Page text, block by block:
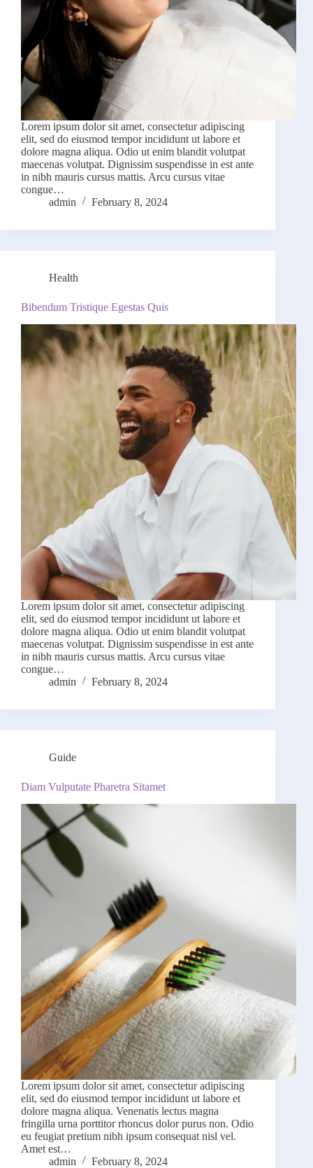
Lorem ipsum dolor sit amet, consectetur adipiscing
elit, sed do eiusmod tempor incididunt ut labore et
dolore magna aliqua. Odio ut enim blandit volutpat
maecenas volutpat. Dignissim suspendisse in est ante
in nibh mauris cursus mattis. Arcu cursus vitae
congue…
admin
February 8, 2024
Health
Bibendum Tristique Egestas Quis
Lorem ipsum dolor sit amet, consectetur adipiscing
elit, sed do eiusmod tempor incididunt ut labore et
dolore magna aliqua. Odio ut enim blandit volutpat
maecenas volutpat. Dignissim suspendisse in est ante
in nibh mauris cursus mattis. Arcu cursus vitae
congue…
admin
February 8, 2024
Guide
Diam Vulputate Pharetra Sitamet
Lorem ipsum dolor sit amet, consectetur adipiscing
elit, sed do eiusmod tempor incididunt ut labore et
dolore magna aliqua. Venenatis lectus magna
fringilla urna porttitor rhoncus dolor purus non. Odio
eu feugiat pretium nibh ipsum consequat nisl vel.
Amet est…
admin
February 8, 2024